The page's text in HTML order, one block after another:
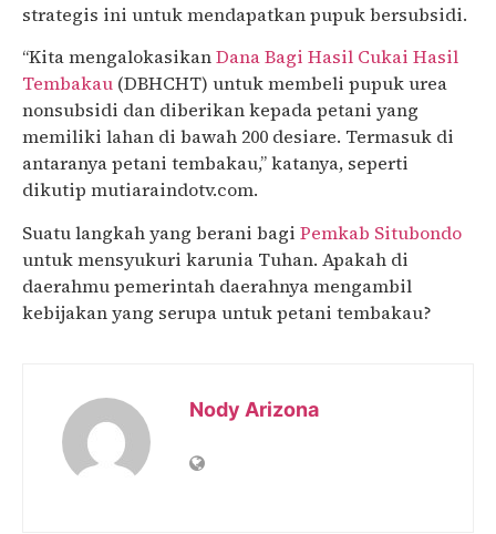
strategis ini untuk mendapatkan pupuk bersubsidi.
“Kita mengalokasikanDana Bagi Hasil Cukai Hasil
Tembakau (DBHCHT) untuk membeli pupuk urea
nonsubsidi dan diberikan kepada petani yang
memiliki lahan di bawah 200 desiare. Termasuk di
antaranya petani tembakau,” katanya, seperti
dikutip mutiaraindotv.com.
Suatu langkah yang berani bagi Pemkab Situbondo
untuk mensyukuri karunia Tuhan. Apakah di
daerahmu pemerintah daerahnya mengambil
kebijakan yang serupa untuk petani tembakau?
Nody Arizona